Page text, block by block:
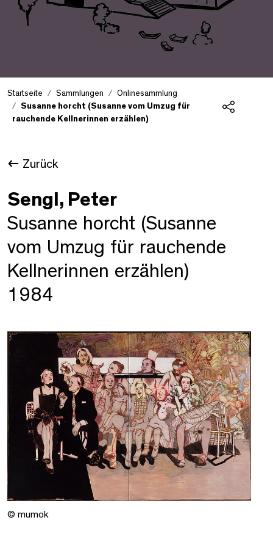
Startseite Sammlungen
Onlinesammlung
Susanne horcht (Susanne vom Umzug für
rauchende Kellnerinnen erzählen)
Zurück
Sengl, Peter
Susanne horcht (Susanne
vom Umzug für rauchende
Kellnerinnen erzählen)
1984
© mumok